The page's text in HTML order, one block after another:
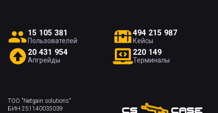
15 105 381
Пользователей
494 215 987
Кейсы
20 431 954
Апгрейды
220 149
Терминалы
ТОО "Netgain solutions"
БИН 251140035039